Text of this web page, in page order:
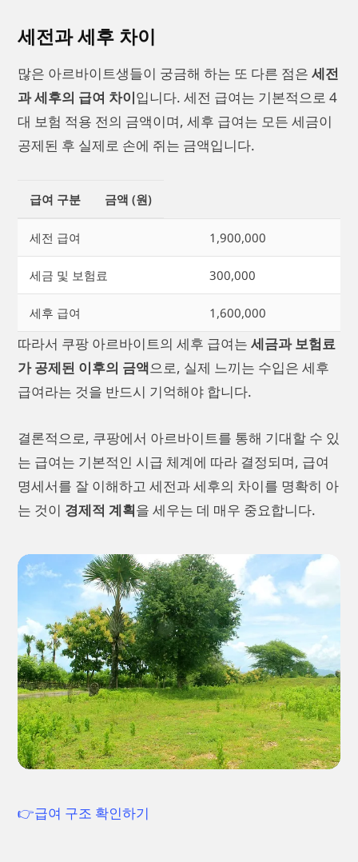
세전과 세후 차이
많은 아르바이트생들이 궁금해 하는 또 다른 점은 세전
과 세후의 급여 차이입니다. 세전 급여는 기본적으로 4
대 보험 적용 전의 금액이며, 세후 급여는 모든 세금이
공제된 후 실제로 손에 쥐는 금액입니다.
급여 구분 금액 (원)
세전 급여 1,900,000
세금 및 보험료 300,000
세후 급여 1,600,000
따라서 쿠팡 아르바이트의 세후 급여는 세금과 보험료
가 공제된 이후의 금액으로, 실제 느끼는 수입은 세후
급여라는 것을 반드시 기억해야 합니다.
결론적으로, 쿠팡에서 아르바이트를 통해 기대할 수 있
는 급여는 기본적인 시급 체계에 따라 결정되며, 급여
명세서를 잘 이해하고 세전과 세후의 차이를 명확히 아
는 것이 경제적 계획을 세우는 데 매우 중요합니다. ⠀
👉급여 구조 확인하기